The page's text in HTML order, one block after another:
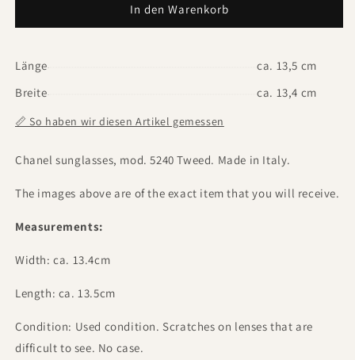
In den Warenkorb
Länge
ca. 13,5 cm
Breite
ca. 13,4 cm
📏 So haben wir diesen Artikel gemessen
Chanel sunglasses, mod. 5240 Tweed. Made in Italy.
The images above are of the exact item that you will receive.
Measurements:
Width: ca. 13.4cm
Length: ca. 13.5cm
Condition: Used condition. Scratches on lenses that are
difficult to see. No case.